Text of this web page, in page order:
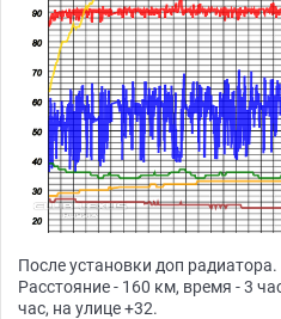
После установки доп радиатора.
Расстояние - 160 км, время - 3
час, на улице +32.